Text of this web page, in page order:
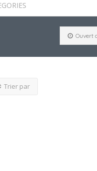
Ouvert
Trier par